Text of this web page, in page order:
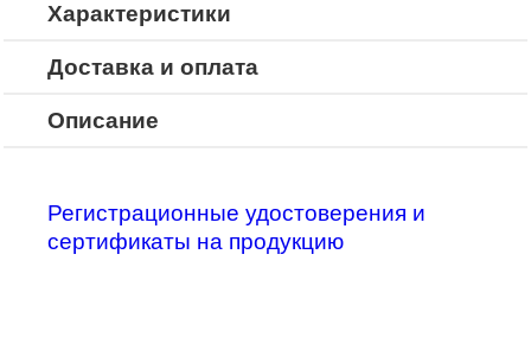
Характеристики
Доставка и оплата
Описание
Регистрационные удостоверения и
сертификаты на продукцию